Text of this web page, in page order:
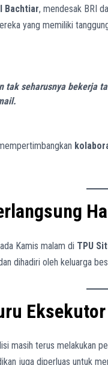
Bachtiar, mendesak BRI
yang memiliki
tak seharusnya bekerja
Kamis malam di TPU
dihadiri oleh keluarga
Eksekutor
masih terus melakukan
juga diperluas untuk